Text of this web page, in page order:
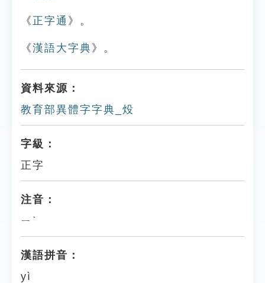
《 正字通 》。
《漢語大字典 》。
資料來源：
教育部異體字字典_炈
字級：
正字
注音：
ㄧˋ
漢語拼音：
yì